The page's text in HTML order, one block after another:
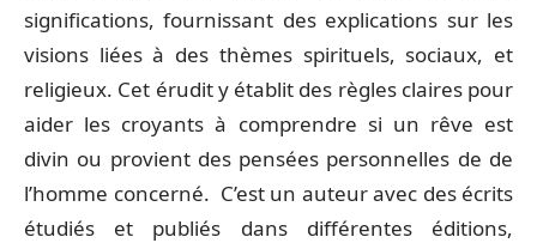
significations, fournissant des explications sur les
visions liées à des thèmes spirituels, sociaux, et
religieux. Cet érudit y établit des règles claires pour
aider les croyants à comprendre si un rêve est
divin ou provient des pensées personnelles de de
l’homme concerné. C’est un auteur avec des écrits
étudiés et publiés dans différentes éditions,